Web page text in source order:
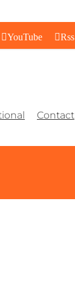
YouTube Rss
Contact